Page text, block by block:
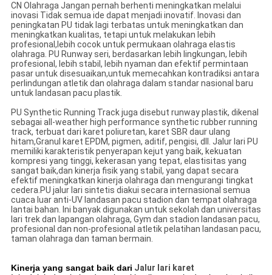
CN Olahraga Jangan pernah berhenti meningkatkan melalui
inovasi Tidak semua ide dapat menjadi inovatif. Inovasi dan
peningkatan PU tidak lagi terbatas untuk meningkatkan dan
meningkatkan kualitas, tetapi untuk melakukan lebih
profesional,lebih cocok untuk permukaan olahraga elastis
olahraga. PU Runway seri, berdasarkan lebih lingkungan, lebih
profesional, lebih stabil, lebih nyaman dan efektif permintaan
pasar untuk disesuaikan,untuk memecahkan kontradiksi antara
perlindungan atletik dan olahraga dalam standar nasional baru
untuk landasan pacu plastik.
PU Synthetic Running Track juga disebut runway plastik, dikenal
sebagai all-weather high performance synthetic rubber running
track, terbuat dari karet poliuretan, karet SBR daur ulang
hitam,Granul karet EPDM, pigmen, aditif, pengisi, dll. Jalur lari PU
memiliki karakteristik penyerapan kejut yang baik, kekuatan
kompresi yang tinggi, kekerasan yang tepat, elastisitas yang
sangat baik,dan kinerja fisik yang stabil, yang dapat secara
efektif meningkatkan kinerja olahraga dan mengurangi tingkat
cedera.PU jalur lari sintetis diakui secara internasional semua
cuaca luar anti-UV landasan pacu stadion dan tempat olahraga
lantai bahan. Ini banyak digunakan untuk sekolah dan universitas
lari trek dan lapangan olahraga, Gym dan stadion landasan pacu,
profesional dan non-profesional atletik pelatihan landasan pacu,
taman olahraga dan taman bermain.
Kinerja yang sangat baik dari Jalur lari karet